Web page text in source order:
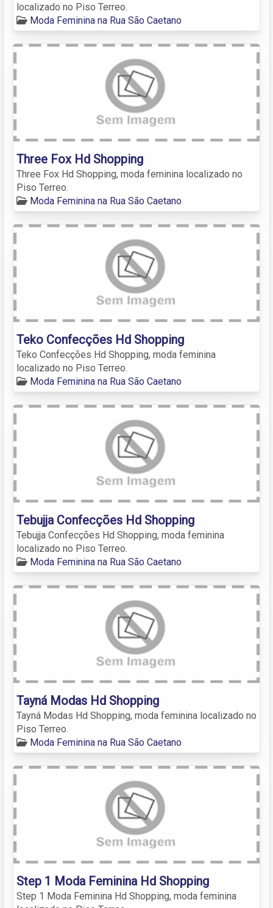
localizado no Piso Terreo.
Moda Feminina na Rua São Caetano
Three Fox Hd Shopping
Three Fox Hd Shopping, moda feminina localizado no
Piso Terreo.
Moda Feminina na Rua São Caetano
Teko Confecções Hd Shopping
Teko Confecções Hd Shopping, moda feminina
localizado no Piso Terreo.
Moda Feminina na Rua São Caetano
Tebujja Confecções Hd Shopping
Tebujja Confecções Hd Shopping, moda feminina
localizado no Piso Terreo.
Moda Feminina na Rua São Caetano
Tayná Modas Hd Shopping
Tayná Modas Hd Shopping, moda feminina localizado no
Piso Terreo.
Moda Feminina na Rua São Caetano
Step 1 Moda Feminina Hd Shopping
Step 1 Moda Feminina Hd Shopping, moda feminina